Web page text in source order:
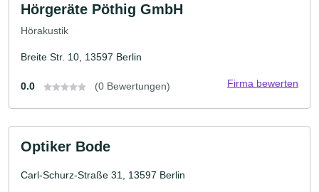
Hörgeräte Pöthig GmbH
Hörakustik
Breite Str. 10, 13597 Berlin
0.0 (0 Bewertungen) Firma bewerten
Optiker Bode
Carl-Schurz-Straße 31, 13597 Berlin